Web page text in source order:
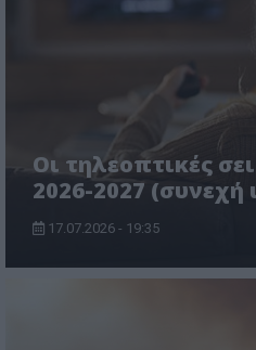
Οι τηλεοπτικές
2026-2027 (συνεχή
17.07.2026 - 19:35